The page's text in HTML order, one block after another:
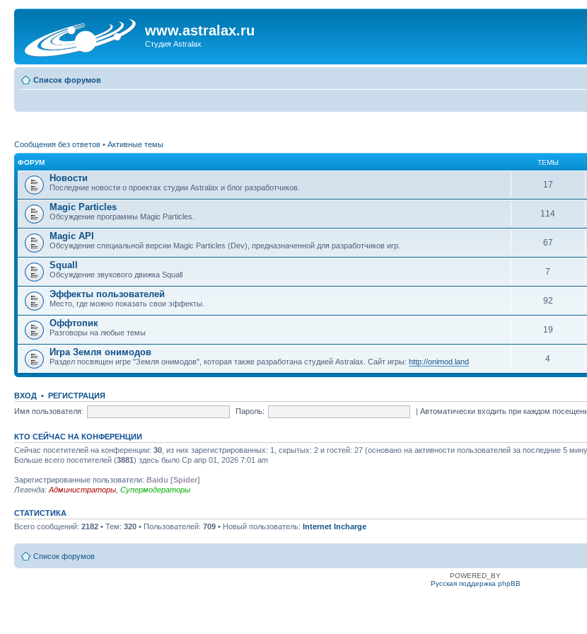
www.astralax.ru
Студия Astralax
Список форумов
Сообщения без ответов • Активные темы
ФОРУМ ТЕМЫ
Новости
Последние новости о проектах студии Astralax и блог разработчиков. 17
Magic Particles
Обсуждение программы Magic Particles. 114
Magic API
Обсуждение специальной версии Magic Particles (Dev), предназначенной для разработчиков игр. 67
Squall
Обсуждение звукового движка Squall 7
Эффекты пользователей
Место, где можно показать свои эффекты. 92
Оффтопик
Разговоры на любые темы 19
Игра Земля онимодов
Раздел посвящен игре "Земля онимодов", которая также разработана студией Astralax. Сайт игры: http://onimod.land 4
ВХОД • РЕГИСТРАЦИЯ
Имя пользователя:
Пароль: |Автоматически входить при каждом
КТО СЕЙЧАС НА КОНФЕРЕНЦИИ
Сейчас посетителей на конференции: 30 , из них зарегистрированных: 1, скрытых: 2 и гостей: 27 (основано на активности пользователей за последние 5
Больше всего посетителей (3881) здесь было Ср апр 01, 2026 7:01 am
Зарегистрированные пользователи: Baidu [Spider]
Легенда: Администраторы Супермодераторы
СТАТИСТИКА
Всего сообщений: 2182 • Тем: 320 • Пользователей: 709 • Новый пользователь: Internet Incharge
Список форумов
POWERED_BY
Русская поддержка phpBB